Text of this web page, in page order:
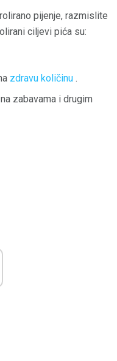
pijenje, razmislite
ciljevi pića su:
zdravu količinu .
zabavama i drugim